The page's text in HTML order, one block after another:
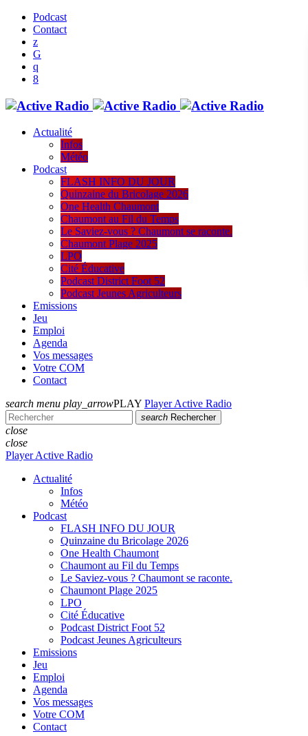
Podcast
Contact
Actualité
Infos
Météo
Podcast
FLASH INFO DU JOUR
Quinzaine du Bricolage 2026
One Health Chaumont
Chaumont au Fil du Temps
Le Saviez-vous ? Chaumont se raconte.
Chaumont Plage 2025
LPO
Cité Éducative
Podcast District Foot 52
Podcast Jeunes Agriculteurs
Emissions
Jeu
Emploi
Agenda
Vos messages
Votre COM
Contact
search menu play_arrowPLAY Player Active Radio
search Rechercher
close
close
Player Active Radio
Actualité
Infos
Météo
Podcast
FLASH INFO DU JOUR
Quinzaine du Bricolage 2026
One Health Chaumont
Chaumont au Fil du Temps
Le Saviez-vous ? Chaumont se raconte.
Chaumont Plage 2025
LPO
Cité Éducative
Podcast District Foot 52
Podcast Jeunes Agriculteurs
Emissions
Jeu
Emploi
Agenda
Vos messages
Votre COM
Contact